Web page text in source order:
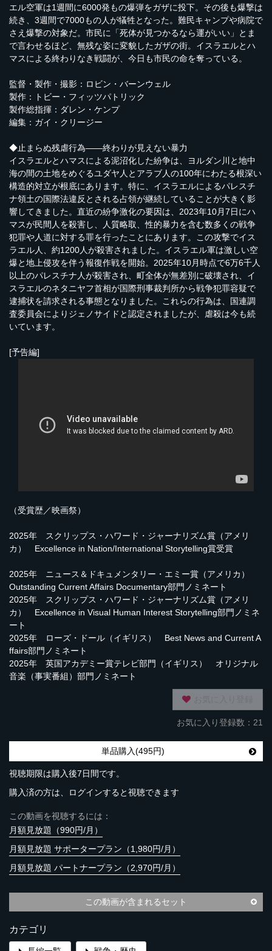
エル空軍は1週間に6000発もの爆弾をガザに投下。その後も爆撃は
続き、3週間で7000もの人が犠牲となった。難民キャンプや病院で
さえ爆撃の対象だ。市民に「死体が見つかるなら運がいい」とま
で言わせるほど、無残な姿に変貌したガザの街。イスラエルとハ
マスによる終わりなき戦闘が、今日も市民の命を奪っている。
監督・製作・撮影：ロビン・バーンウェル
製作：トビー・フィッツパトリック
製作総指揮：ダレン・ケンプ
編集：ガイ・クリージー
◆止まらぬ残虐行為――終わりが見えない暴力
イスラエルとハマスによる泥沼化した紛争は、ヨルダン川と地中
海の間の土地をめぐるユダヤ人とアラブ人の100年にわたる根深い
構造的対立が根底にあります。特に、イスラエルによるパレスチ
ナ領土の国際法違反とされる占領が継続していることが大きく影
響してきました。直近の紛争激化の要因は、2023年10月7日にハ
マスが民間人を殺害し、人質略取、性的暴力を含む数多くの戦争
犯罪や人道に対する罪を行ったことにあります。この攻撃でイス
ラエル人、約1200人が殺害されました。イスラエル軍は激しい空
爆と地上侵攻を伴う報復作戦を開始。2025年10月時点で6万6千人
以上のパレスチナ人が殺害され、町全体が無差別に破壊され、イ
スラエルのネタニヤフ首相が国際刑事裁判所から戦争犯罪容疑で
逮捕状を請求される事態となりました。これらの行為は、国連調
査委員会によりジェノサイドと認定されましたが、虐殺は今も続
いています。
[予告編]
（受賞歴／映画祭）
2025年 スクリップス・ハワード・ジャーナリズム賞（アメリ
カ） Excellence in Nation/International Storytelling賞受賞
2025年 ニュース＆ドキュメンタリー・エミー賞（アメリカ）
Outstanding Current Affairs Documentary部門ノミネート
2025年 スクリップス・ハワード・ジャーナリズム賞（アメリ
カ） Excellence in Visual Human Interest Storytelling部門ノミネ
ート
2025年 ローズ・ドール（イギリス） Best News and Current A
ffairs部門ノミネート
2025年 英国アカデミー賞テレビ部門（イギリス） オリジナル
音楽（事実番組）部門ノミネート
お気に入り登録数：21
単品購入(495円)
視聴期限は購入後7日間です。
購入済の方は、ログインすると視聴できます
この動画を視聴するには：
月額見放題（990円/月）
月額見放題 サポータープラン（1,980円/月）
月額見放題 パートナープラン（2,970円/月）
この動画が含まれるセット
カテゴリ